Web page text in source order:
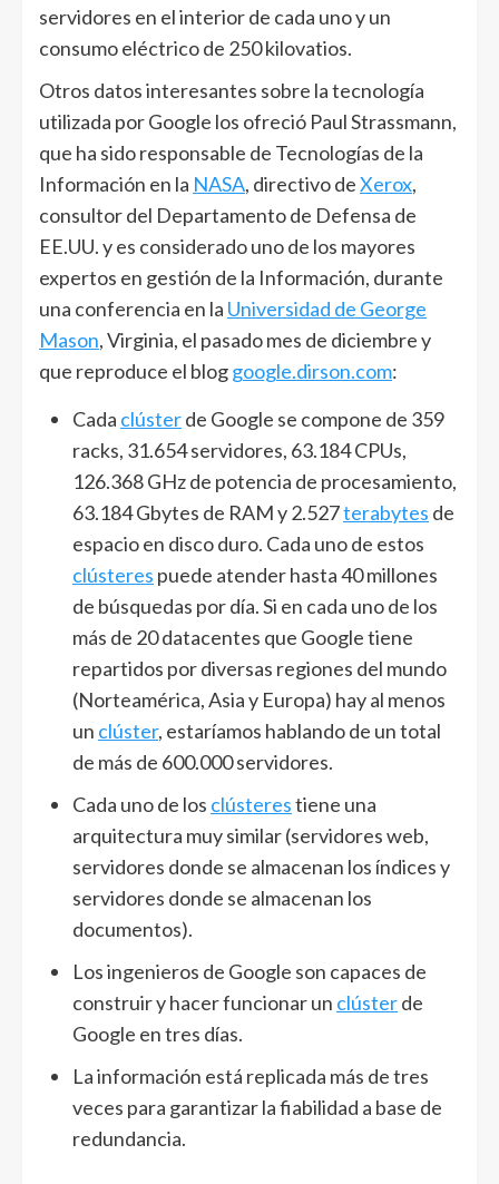
servidores en el interior de cada uno y un
consumo eléctrico de 250 kilovatios.
Otros datos interesantes sobre la tecnología
utilizada por Google los ofreció Paul Strassmann,
que ha sido responsable de Tecnologías de la
Información en la NASA, directivo deXerox,
consultor del Departamento de Defensa de
EE.UU. y es considerado uno de los mayores
expertos en gestión de la Información, durante
una conferencia en la Universidad de George
Mason, Virginia, el pasado mes de diciembre y
que reproduce el bloggoogle.dirson.com:
Cada clústerde Google se compone de 359
racks, 31.654 servidores, 63.184 CPUs,
126.368 GHz de potencia de procesamiento,
63.184 Gbytes de RAM y 2.527terabytes de
espacio en disco duro. Cada uno de estos
clústeres puede atender hasta 40 millones
de búsquedas por día. Si en cada uno de los
más de 20 datacentes que Google tiene
repartidos por diversas regiones del mundo
(Norteamérica, Asia y Europa) hay al menos
un clúster, estaríamos hablando de un total
de más de 600.000 servidores.
Cada uno de los clústerestiene una
arquitectura muy similar (servidores web,
servidores donde se almacenan los índices y
servidores donde se almacenan los
documentos).
Los ingenieros de Google son capaces de
construir y hacer funcionar un clústerde
Google en tres días.
La información está replicada más de tres
veces para garantizar la fiabilidad a base de
redundancia.